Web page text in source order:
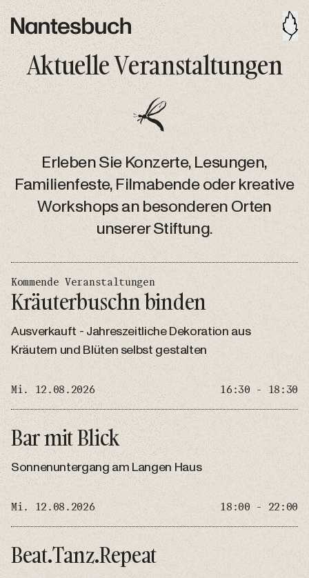
Aktuelle Veranstaltungen
Erleben Sie Konzerte, Lesungen,
Familienfeste, Filmabende oder kreative
Workshops an besonderen Orten
unserer Stiftung.
Kommende Veranstaltungen
Kräuterbuschn binden
Ausverkauft - Jahreszeitliche Dekoration aus
Kräutern und Blüten selbst gestalten
Mi. 12.08.2026 16:30 - 18:30
Bar mit Blick
Sonnenuntergang am Langen Haus
Mi. 12.08.2026 18:00 - 22:00
Beat.Tanz.Repeat